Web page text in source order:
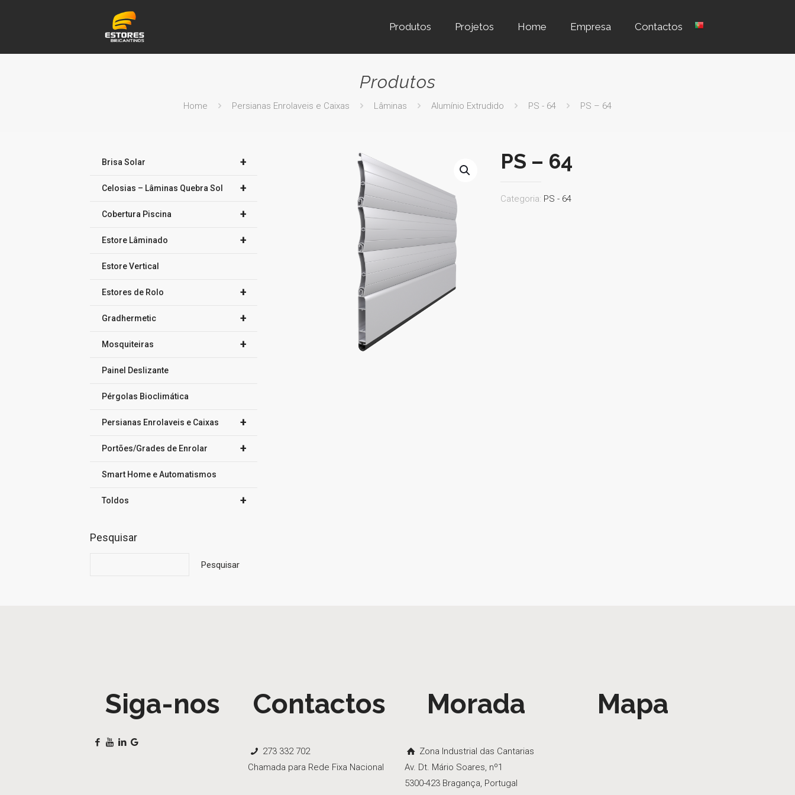
Produtos Projetos Home Empresa Contactos
Produtos
Home Persianas Enrolaveis e Caixas Lâminas Alumínio Extrudido PS - 64 PS – 64
PS – 64
Categoria: PS - 64
+
Brisa Solar
+
Celosias – Lâminas Quebra Sol
+
Cobertura Piscina
+
Estore Lâminado
Estore Vertical
+
Estores de Rolo
+
Gradhermetic
+
Mosquiteiras
Painel Deslizante
Pérgolas Bioclimática
+
Persianas Enrolaveis e Caixas
+
Portões/Grades de Enrolar
Smart Home e Automatismos
+
Toldos
Pesquisar
Pesquisar
Siga-nos Contactos
273 332 702
Chamada para Rede Fixa Nacional
Morada
Zona Industrial das Cantarias
Av. Dt. Mário Soares, nº1
5300-423 Bragança, Portugal
Mapa